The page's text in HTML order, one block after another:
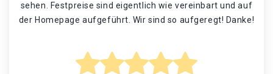
sehen. Festpreise sind eigentlich wie vereinbart und auf
der Homepage aufgeführt. Wir sind so aufgeregt! Danke!